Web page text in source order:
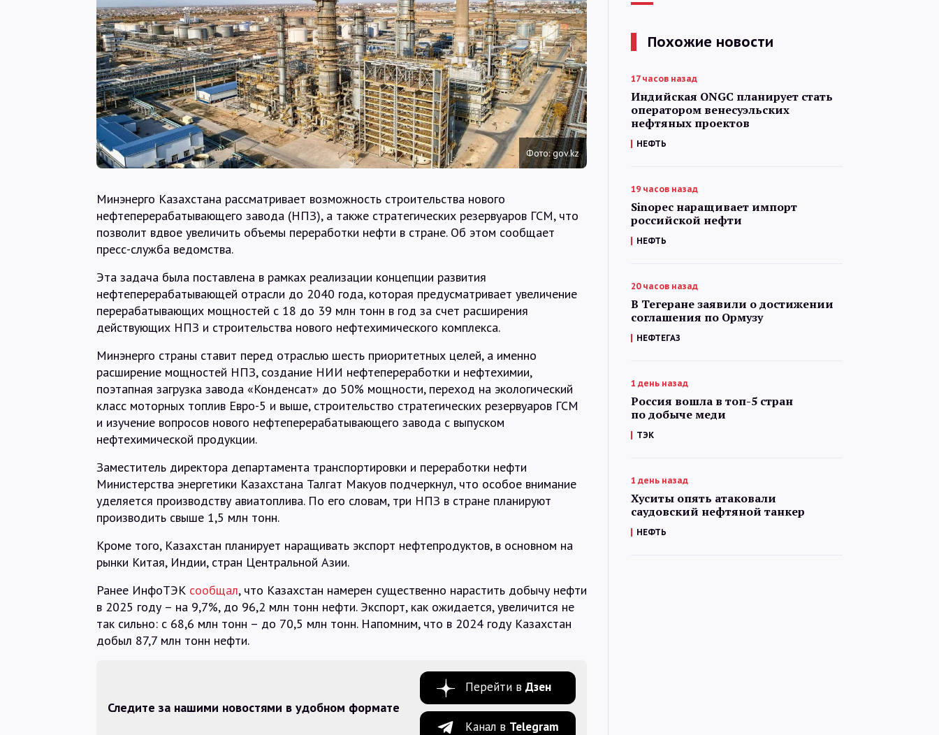
Карты
О нас
@Infotek_Russia
Фото: gov.kz
Минэнерго Казахстана рассматривает возможность строительства нового
нефтеперерабатывающего завода (НПЗ), а также стратегических резервуаров ГСМ, что
позволит вдвое увеличить объемы переработки нефти в стране. Об этом сообщает
пресс-служба ведомства.
Эта задача была поставлена в рамках реализации концепции развития
нефтеперерабатывающей отрасли до 2040 года, которая предусматривает увеличение
перерабатывающих мощностей с 18 до 39 млн тонн в год за счет расширения
действующих НПЗ и строительства нового нефтехимического комплекса.
Минэнерго страны ставит перед отраслью шесть приоритетных целей, а именно
расширение мощностей НПЗ, создание НИИ нефтепереработки и нефтехимии,
поэтапная загрузка завода «Конденсат» до 50% мощности, переход на экологический
класс моторных топлив Евро-5 и выше, строительство стратегических резервуаров ГСМ
и изучение вопросов нового нефтеперерабатывающего завода с выпуском
нефтехимической продукции.
Заместитель директора департамента транспортировки и переработки нефти
Министерства энергетики Казахстана Талгат Макуов подчеркнул, что особое внимание
уделяется производству авиатоплива. По его словам, три НПЗ в стране планируют
производить свыше 1,5 млн тонн.
Кроме того, Казахстан планирует наращивать экспорт нефтепродуктов, в основном на
рынки Китая, Индии, стран Центральной Азии.
Ранее ИнфоТЭК сообщал, что Казахстан намерен существенно нарастить добычу нефти
в 2025 году – на 9,7%, до 96,2 млн тонн нефти. Экспорт, как ожидается, увеличится не
так сильно: с 68,6 млн тонн – до 70,5 млн тонн. Напомним, что в 2024 году Казахстан
добыл 87,7 млн тонн нефти.
Следите за нашими новостями в удобном формате
Перейти в Дзен
Канал в Telegram
Похожие новости
17 часов назад
Индийская ONGC планирует стать
оператором венесуэльских
нефтяных проектов
НЕФТЬ
19 часов назад
Sinopec наращивает импорт
российской нефти
НЕФТЬ
20 часов назад
В Тегеране заявили о достижении
соглашения по Ормузу
НЕФТЕГАЗ
1 день назад
Россия вошла в топ-5 стран
по добыче меди
ТЭК
1 день назад
Хуситы опять атаковали
саудовский нефтяной танкер
НЕФТЬ